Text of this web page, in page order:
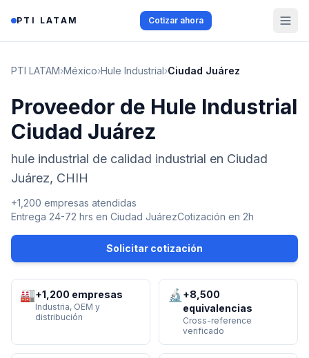
PTI LATAM Cotizar ahora
PTI LATAM›México›Hule Industrial›Ciudad Juárez
Proveedor de Hule Industrial
Ciudad Juárez
hule industrial de calidad industrial en Ciudad
Juárez, CHIH
+1,200 empresas atendidas
Entrega 24-72 hrs en Ciudad JuárezCotización en 2h
Solicitar cotización
🏭+1,200 empresas
Industria, OEM y
distribución
🔬 +8,500
equivalencias
Cross-reference
verificado